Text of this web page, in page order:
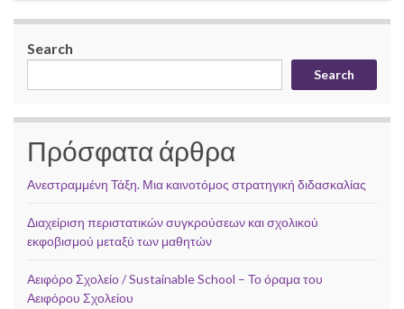
Search
Search
Πρόσφατα άρθρα
Ανεστραμμένη Τάξη. Μια καινοτόμος στρατηγική διδασκαλίας
Διαχείριση περιστατικών συγκρούσεων και σχολικού
εκφοβισμού μεταξύ των μαθητών
Αειφόρο Σχολείο / Sustainable School – Το όραμα του
Αειφόρου Σχολείου